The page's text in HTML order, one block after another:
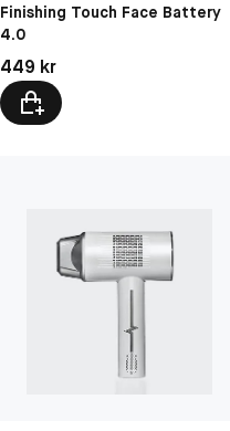
Finishing Touch Face Battery
4.0
Pris: 449 kr
449 kr